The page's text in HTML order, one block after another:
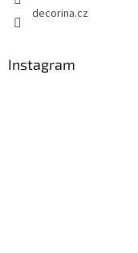
decorina.cz
Instagram